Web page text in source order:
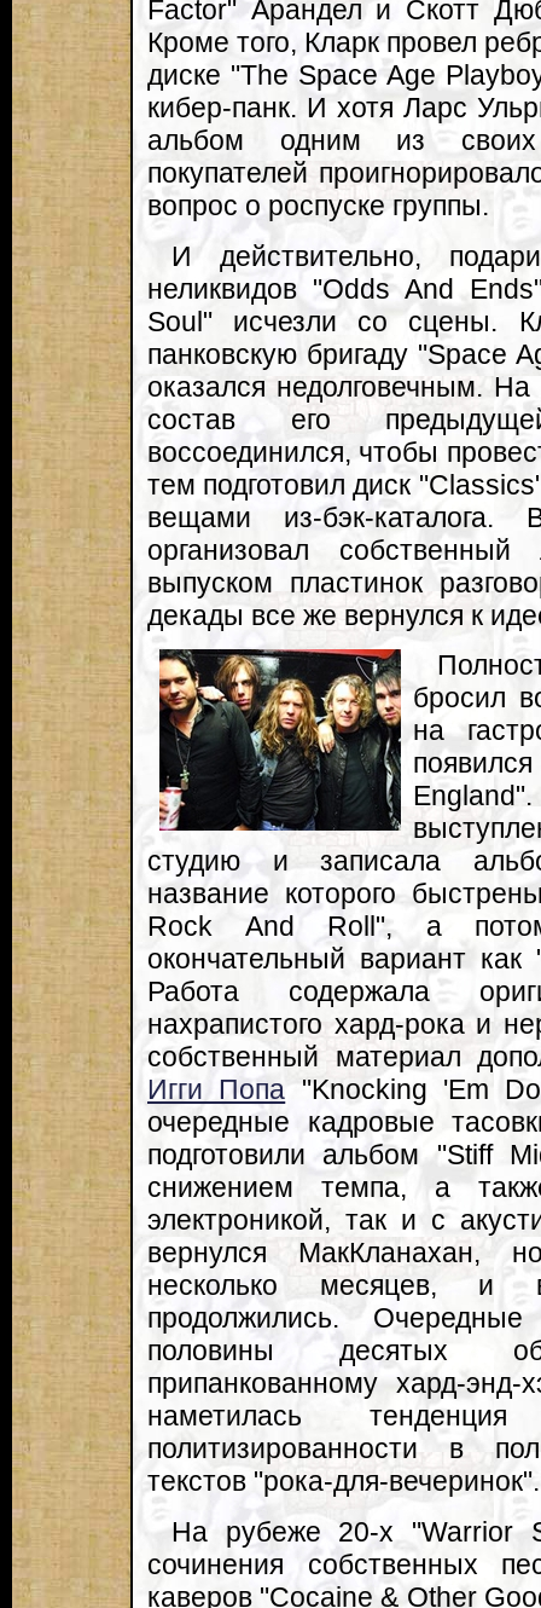
Factor" Арандел и Скотт
Кроме того, Кларк провел
диске "The Space Age
кибер-панк. И хотя Ларс
альбом одним из
покупателей
вопрос о роспуске группы.
И действительно,
неликвидов "Odds And
Soul" исчезли со сцены.
панковскую бригаду "Space
оказался недолговечным.
состав его
воссоединился, чтобы
тем подготовил диск
вещами из-бэк-
организовал
выпуском пластинок
декады все же вернулся к
бросил
на
студию и записала
название которого
Rock And Roll", а
окончательный вариант
Работа содержала
нахрапистого хард-рока и
собственный материал
Игги Попа "Knocking 'Em
очередные кадровые
подготовили альбом "Stiff
снижением темпа, а
электроникой, так и с
вернулся МакКланахан,
несколько месяцев, и
продолжились.
половины десятых
припанкованному хард-
наметилась
политизированности в
текстов "рока-для-вечеринок".
На рубеже 20-х "Warrior
сочинения собственных
каверов "Cocaine & Other